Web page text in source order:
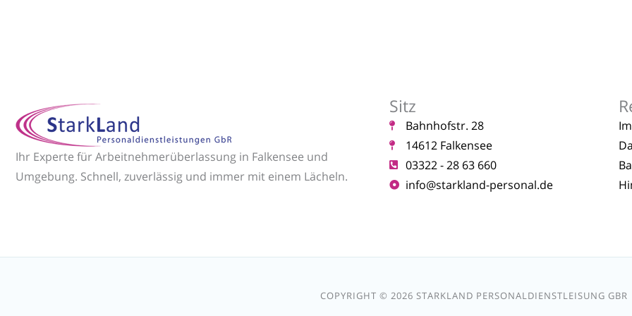
Ihr Experte für Arbeitnehmerüberlassung in Falkensee und
Umgebung. Schnell, zuverlässig und immer mit einem Lächeln.
Sitz
Bahnhofstr. 28
14612 Falkensee
03322 - 28 63 660
info@starkland-personal.de
COPYRIGHT © 2026 STARKLAND PERSONALDIENSTLEISUNG GBR